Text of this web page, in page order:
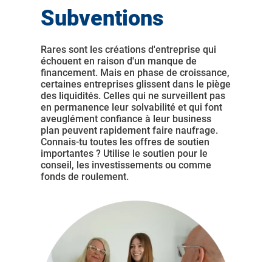
Subventions
Rares sont les créations d'entreprise qui
échouent en raison d'un manque de
financement. Mais en phase de croissance,
certaines entreprises glissent dans le piège
des liquidités. Celles qui ne surveillent pas
en permanence leur solvabilité et qui font
aveuglément confiance à leur business
plan peuvent rapidement faire naufrage.
Connais-tu toutes les offres de soutien
importantes ? Utilise le soutien pour le
conseil, les investissements ou comme
fonds de roulement.